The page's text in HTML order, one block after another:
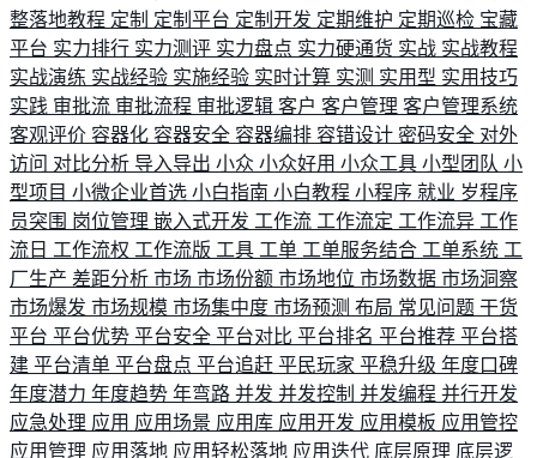
整落地教程 定制 定制平台 定制开发 定期维护 定期巡检 宝藏
平台 实力排行 实力测评 实力盘点 实力硬通货 实战 实战教程
实战演练 实战经验 实施经验 实时计算 实测 实用型 实用技巧
实践 审批流 审批流程 审批逻辑 客户 客户管理 客户管理系统
客观评价 容器化 容器安全 容器编排 容错设计 密码安全 对外
访问 对比分析 导入导出 小众 小众好用 小众工具 小型团队 小
型项目 小微企业首选 小白指南 小白教程 小程序 就业 岁程序
员突围 岗位管理 嵌入式开发 工作流 工作流定 工作流异 工作
流日 工作流权 工作流版 工具 工单 工单服务结合 工单系统 工
厂生产 差距分析 市场 市场份额 市场地位 市场数据 市场洞察
市场爆发 市场规模 市场集中度 市场预测 布局 常见问题 干货
平台 平台优势 平台安全 平台对比 平台排名 平台推荐 平台搭
建 平台清单 平台盘点 平台追赶 平民玩家 平稳升级 年度口碑
年度潜力 年度趋势 年弯路 并发 并发控制 并发编程 并行开发
应急处理 应用 应用场景 应用库 应用开发 应用模板 应用管控
应用管理 应用落地 应用轻松落地 应用迭代 底层原理 底层逻